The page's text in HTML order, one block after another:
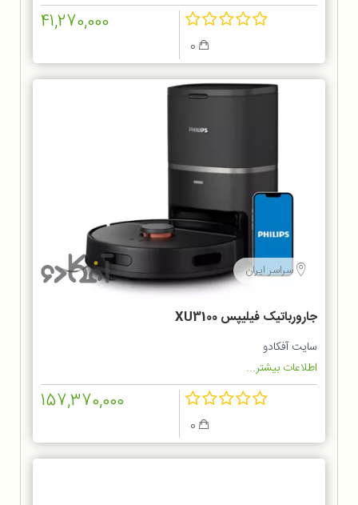
41,270,000
سراسر ایران
جارورباتیک فیلیپس XU3100
سایت آفکادو
اطلاعات بیشتر...
157,370,000